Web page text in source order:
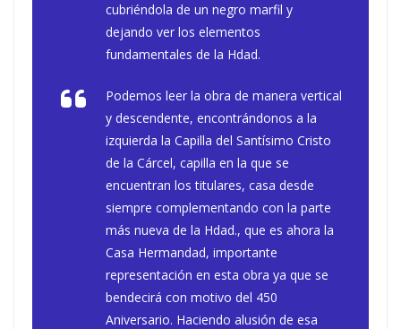
cubriéndola de un negro marfil y
dejando ver los elementos
fundamentales de la Hdad.
Podemos leer la obra de manera vertical
y descendente, encontrándonos a la
izquierda la Capilla del Santísimo Cristo
de la Cárcel, capilla en la que se
encuentran los titulares, casa desde
siempre complementando con la parte
más nueva de la Hdad., que es ahora la
Casa Hermandad, importante
representación en esta obra ya que se
bendecirá con motivo del 450
Aniversario. Haciendo alusión de esa